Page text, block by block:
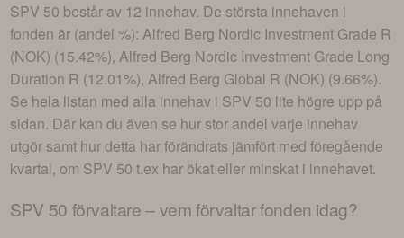
SPV 50 består av 12 innehav. De största innehaven i
fonden är (andel %):Alfred Berg Nordic Investment Grade R
(NOK) (15.42%), Alfred Berg Nordic Investment Grade Long
Duration R (12.01%), Alfred Berg Global R (NOK) (9.66%).
Se hela listan med alla innehav i SPV 50 lite högre upp på
sidan. Där kan du även se hur stor andel varje innehav
utgör samt hur detta har förändrats jämfört med föregående
kvartal, om SPV 50 t.ex har ökat eller minskat i innehavet.
SPV 50 förvaltare – vem förvaltar fonden idag?